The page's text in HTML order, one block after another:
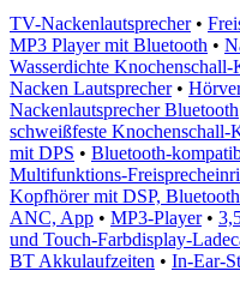
TV-Nackenlautsprecher•
MP3 Player mit Bluetooth •
Wasserdichte
Nacken Lautsprecher•
Nackenlautsprecher Bluetooth
schweißfeste
mit DPS • Bluetooth-
Multifunktions-
Kopfhörer mit DSP,
ANC, App • MP3-Player•
und Touch-Farbdisplay-
BT Akkulaufzeiten • In-Ear-